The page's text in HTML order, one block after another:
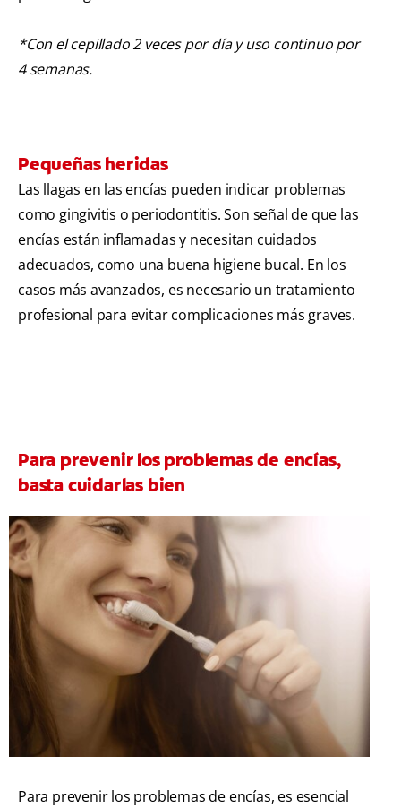
*Con el cepillado 2 veces por día y uso continuo por
4 semanas.
Pequeñas heridas
Las llagas en las encías pueden indicar problemas
como gingivitis o periodontitis. Son señal de que las
encías están inflamadas y necesitan cuidados
adecuados, como una buena higiene bucal. En los
casos más avanzados, es necesario un tratamiento
profesional para evitar complicaciones más graves.
Para prevenir los problemas de encías,
basta cuidarlas bien
Para prevenir los problemas de encías, es esencial